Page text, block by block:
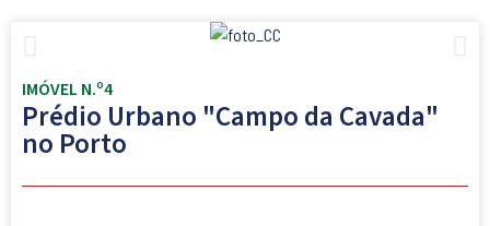
IMÓVEL N.º4
Prédio Urbano "Campo da Cavada"
no Porto